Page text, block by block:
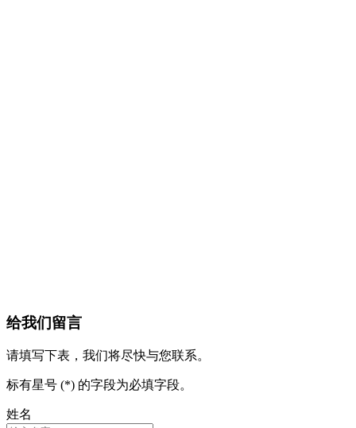
给我们留言
请填写下表，我们将尽快与您联系。
标有星号 (*) 的字段为必填字段。
姓名